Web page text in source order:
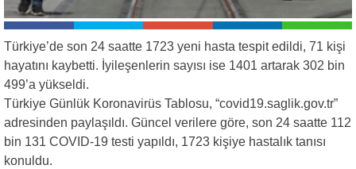
Türkiye’de son 24 saatte 1723 yeni hasta tespit edildi, 71 kişi
hayatını kaybetti. İyileşenlerin sayısı ise 1401 artarak 302 bin
499’a yükseldi.
Türkiye Günlük Koronavirüs Tablosu, “covid19.saglik.gov.tr”
adresinden paylaşıldı. Güncel verilere göre, son 24 saatte 112
bin 131 COVID-19 testi yapıldı, 1723 kişiye hastalık tanısı
konuldu.